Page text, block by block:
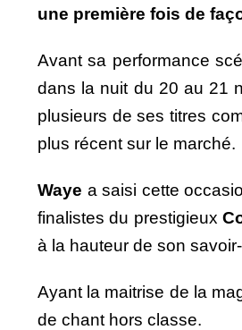
une première fois de
Avant sa performance
dans la nuit du 20 au 21
plusieurs de ses titres
plus récent sur le marché.
Waye a saisi cette
finalistes du prestigieux
à la hauteur de son
Ayant la maitrise de la
de chant hors classe.